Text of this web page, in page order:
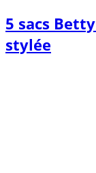
5 sacs
stylée